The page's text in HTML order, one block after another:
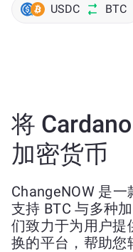
USDC BTC
将
加密货币
ChangeNOW 是一
支持 BTC 与多种
们致力于为用户提
换的平台，帮助您